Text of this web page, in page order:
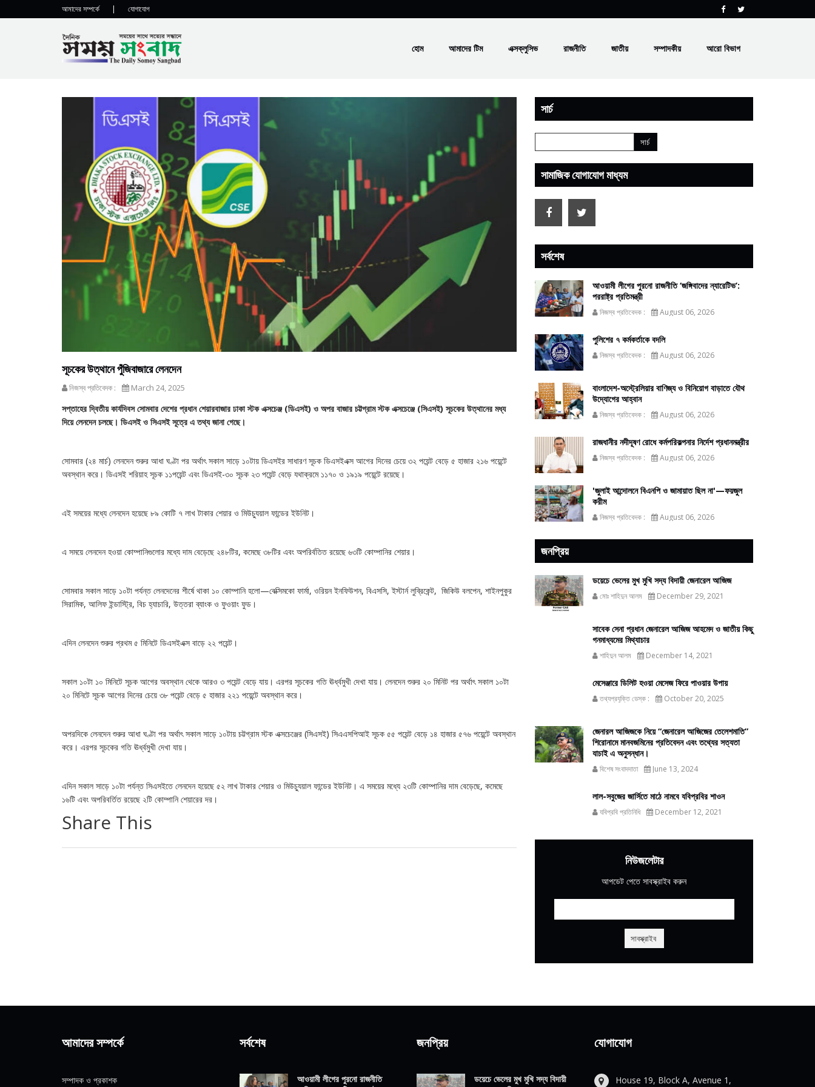
আমাদের সম্পর্কে | যোগাযোগ
হোম আমাদের টিম এক্সক্লুসিভ রাজনীতি জাতীয় সম্পাদকীয় আরো বিভাগ
সূচকের উত্থানে পুঁজিবাজারে লেনদেন
নিজস্ব প্রতিবেদক : March 24, 2025
সপ্তাহের দ্বিতীয় কার্যদিবস সোমবার দেশের প্রধান শেয়ারবাজার ঢাকা স্টক এক্সচেঞ্জ (ডিএসই) ও অপর বাজার চট্টগ্রাম স্টক এক্সচেঞ্জে (সিএসই) সূচকের উত্থানের মধ্য
দিয়ে লেনদেন চলছে। ডিএসই ও সিএসই সূত্রে এ তথ্য জানা গেছে।
সোমবার (২৪ মার্চ) লেনদেন শুরুর আধা ঘণ্টা পর অর্থাৎ সকাল সাড়ে ১০টায় ডিএসইর সাধারণ সূচক ডিএসইএক্স আগের দিনের চেয়ে ৩২ পয়েন্ট বেড়ে ৫ হাজার ২১৬ পয়েন্টে
অবস্থান করে। ডিএসই শরিয়াহ সূচক ১১পয়েন্ট এবং ডিএসই-৩০ সূচক ২৩ পয়েন্ট বেড়ে যথাক্রমে ১১৭০ ও ১৯১৯ পয়েন্টে রয়েছে।
এই সময়ের মধ্যে লেনদেন হয়েছে ৮৯ কোটি ৭ লাখ টাকার শেয়ার ও মিউচ্যুয়াল ফান্ডের ইউনিট।
এ সময়ে লেনদেন হওয়া কোম্পানিগুলোর মধ্যে দাম বেড়েছে ২৪৮টির, কমেছে ৩৮টির এবং অপরির্বতিত রয়েছে ৬৩টি কোম্পানির শেয়ার।
সোমবার সকাল সাড়ে ১০টা পর্যন্ত লেনদেনের শীর্ষে থাকা ১০ কোম্পানি হলো—বেক্সিমকো ফার্মা, ওরিয়ন ইনফিউশন, বিএসসি, ইস্টার্ন লুব্রিকেন্ট, জিকিউ বলপেন, শাইনপুকুর
সিরামিক, আলিফ ইন্ডাস্ট্রি, বিচ হ্যাচারি, উত্তরা ব্যাংক ও ফুওয়াং ফুড।
এদিন লেনদেন শুরুর প্রথম ৫ মিনিটে ডিএসইএক্স বাড়ে ২২ পয়েন্ট।
সকাল ১০টা ১০ মিনিটে সূচক আগের অবস্থান থেকে আরও ৩ পয়েন্ট বেড়ে যায়। এরপর সূচকের গতি ঊর্ধ্বমুখী দেখা যায়। লেনদেন শুরুর ২০ মিনিট পর অর্থাৎ সকাল ১০টা
২০ মিনিটে সূচক আগের দিনের চেয়ে ৩৮ পয়েন্ট বেড়ে ৫ হাজার ২২১ পয়েন্টে অবস্থান করে।
অপরদিকে লেনদেন শুরুর আধা ঘণ্টা পর অর্থাৎ সকাল সাড়ে ১০টায় চট্টগ্রাম স্টক এক্সচেঞ্জের (সিএসই) সিএএসপিআই সূচক ৫৫ পয়েন্ট বেড়ে ১৪ হাজার ৫৭৬ পয়েন্টে অবস্থান
করে। এরপর সূচকের গতি ঊর্ধ্বমুখী দেখা যায়।
এদিন সকাল সাড়ে ১০টা পর্যন্ত সিএসইতে লেনদেন হয়েছে ৫২ লাখ টাকার শেয়ার ও মিউচ্যুয়াল ফান্ডের ইউনিট। এ সময়ের মধ্যে ২৩টি কোম্পানির দাম বেড়েছে, কমেছে
১৬টি এবং অপরিবর্তিত রয়েছে ২টি কোম্পানি শেয়ারের দর।
Share This
সার্চ
সামাজিক যোগাযোগ মাধ্যম
সর্বশেষ
আওয়ামী লীগের পুরনো রাজনীতি ‘জঙ্গিবাদের ন্যারেটিভ’:
পররাষ্ট্র প্রতিমন্ত্রী
নিজস্ব প্রতিবেদক : August 06, 2026
পুলিশের ৭ কর্মকর্তাকে বদলি
নিজস্ব প্রতিবেদক : August 06, 2026
বাংলাদেশ-অস্ট্রেলিয়ার বাণিজ্য ও বিনিয়োগ বাড়াতে যৌথ
উদ্যোগের আহ্বান
নিজস্ব প্রতিবেদক : August 06, 2026
রাজধানীর নদীদূষণ রোধে কর্মপরিকল্পনার নির্দেশ প্রধানমন্ত্রীর
নিজস্ব প্রতিবেদক : August 06, 2026
'জুলাই আন্দোলনে বিএনপি ও জামায়াত ছিল না'—ফয়জুল
করীম
নিজস্ব প্রতিবেদক : August 06, 2026
জনপ্রিয়
ডয়েচে ভেলের মুখ মুখি সদ্য বিদায়ী জেনারেল আজিজ
মোঃ শাহিদুন আলম December 29, 2021
সাবেক সেনা প্রধান জেনারেল আজিজ আহমেদ ও জাতীয় কিছু
গনমাধ্যমের মিথ্যাচার
শাহিদুন আলম December 14, 2021
মেসেঞ্জারে ডিলিট হওয়া মেসেজ ফিরে পাওয়ার উপায়
তথ্যপ্রযুক্তি ডেস্ক : October 20, 2025
জেনারল আজিজকে নিয়ে “জেনারেল আজিজের তেলেশমাতি”
শিরোনামে মানবজমিনের প্রতিবেদন এবং তথ্যের সত্যতা
যাচাই এ অনুসন্ধান।
বিশেষ সংবাদদাতা June 13, 2024
লাল-সবুজের জার্সিতে মাঠে নামবে যবিপ্রবির শাওন
যবিপ্রবি প্রতিনিধি December 12, 2021
নিউজলেটার
আপডেট পেতে সাবস্ক্রাইব করুন
আমাদের সম্পর্কে
সম্পাদক ও প্রকাশক
সর্বশেষ
আওয়ামী লীগের পুরনো রাজনীতি
জনপ্রিয়
ডয়েচে ভেলের মুখ মুখি সদ্য বিদায়ী
যোগাযোগ
House 19, Block A, Avenue 1,